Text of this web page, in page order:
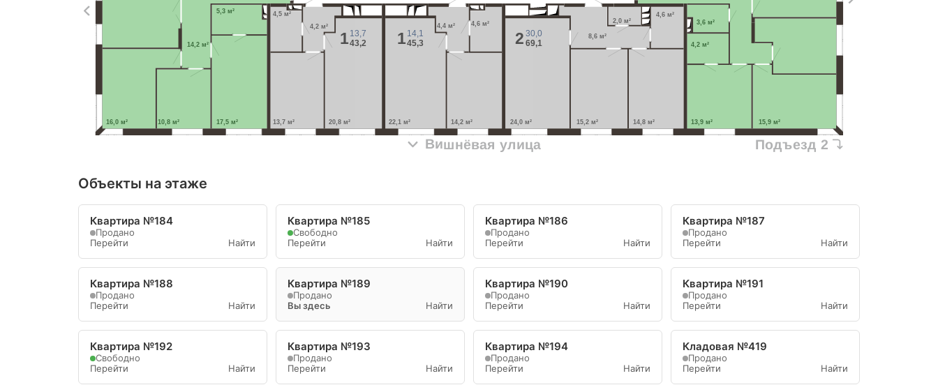
16,0 м²
14,2 м²
10,8 м² 17,5 м² 13,7 м²
4,2 м²
14,2 м²
4,4 м²
15,2 м² 14,8 м²
8,6 м²
13,9 м² 15,9 м²
5,3 м² 4,5 м²
3,6 м²
4,2 м²
4,6 м²
2,0 м²
4,6 м²
24,0 м²
22,1 м²
20,8 м²
1 13,7
43,2
2 30,0
69,1
1 14,1
45,3
Вишнёвая улица Подъезд 2
Объекты на этаже
Квартира №184
Продано
Перейти
Найти
Квартира №185
Свободно
Перейти
Найти
Квартира №186
Продано
Перейти
Найти
Квартира №187
Продано
Перейти
Найти
Квартира №188
Продано
Перейти
Найти
Квартира №189
Продано
Вы здесь
Найти
Квартира №190
Продано
Перейти
Найти
Квартира №191
Продано
Перейти
Найти
Квартира №192
Свободно
Перейти
Найти
Квартира №193
Продано
Перейти
Найти
Квартира №194
Продано
Перейти
Найти
Кладовая №419
Продано
Перейти
Найти